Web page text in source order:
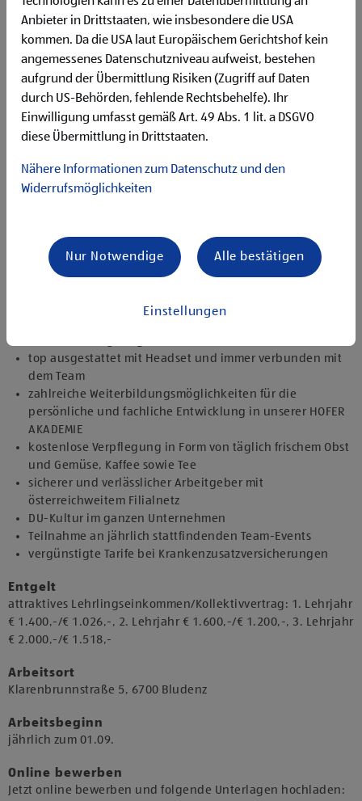
Flexibilität für Früh- und Spätdienste (Montag bis
Samstag)
Begeisterung im Handel zu arbeiten und den
Unternehmenserfolg mitzugestalten
Freude an der Arbeit im Team für ein motiviertes
Miteinander
Bereitschaft zu körperlich anspruchsvollen Tätigkeiten
freundlich im Umgang mit Kund:innen für eine
zuverlässige und organisierte Arbeitsweise zur
gewissenhaften Erledigung der Aufgaben
1.000 € HOFER Reisen- oder Warengutschein und
zusätzlich 1.500 € bei ausgezeichnetem Erfolg
Erfolgsprämien bei positivem Lehrabschluss (guter Erfolg:
top ausgestattet mit Headset und immer verbunden mit
dem Team
zahlreiche Weiterbildungsmöglichkeiten für die
persönliche und fachliche Entwicklung in unserer HOFER
AKADEMIE
kostenlose Verpflegung in Form von täglich frischem Obst
und Gemüse, Kaffee sowie Tee
sicherer und verlässlicher Arbeitgeber mit
österreichweitem Filialnetz
DU-Kultur im ganzen Unternehmen
Teilnahme an jährlich stattfindenden Team-Events
vergünstigte Tarife bei Krankenzusatzversicherungen
Entgelt
attraktives Lehrlingseinkommen/Kollektivvertrag: 1. Lehrjahr
€ 1.400,-/€ 1.026,-, 2. Lehrjahr € 1.600,-/€ 1.200,-, 3. Lehrjahr
€ 2.000,-/€ 1.518,-
Arbeitsort
​Klarenbrunnstraße 5, 6700 Bludenz​​
Arbeitsbeginn
jährlich zum 01.09.​
Online bewerben
Jetzt online bewerben und folgende Unterlagen hochladen:
Anbieter in Drittstaaten, wie insbesondere die USA
kommen. Da die USA laut Europäischem Gerichtshof kein
angemessenes Datenschutzniveau aufweist, bestehen
aufgrund der Übermittlung Risiken (Zugriff auf Daten
durch US-Behörden, fehlende Rechtsbehelfe). Ihr
Einwilligung umfasst gemäß Art. 49 Abs. 1 lit. a DSGVO
diese Übermittlung in Drittstaaten.
Nähere Informationen zum Datenschutz und den
Widerrufsmöglichkeiten
Einstellungen
Nur Notwendige Alle bestätigen